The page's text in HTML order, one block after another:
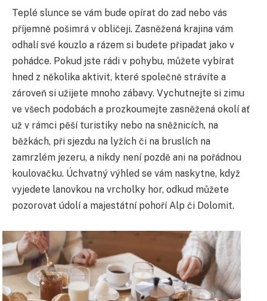
Teplé slunce se vám bude opírat do zad nebo vás
příjemně pošimrá v obličeji. Zasněžená krajina vám
odhalí své kouzlo a rázem si budete připadat jako v
pohádce. Pokud jste rádi v pohybu, můžete vybírat
hned z několika aktivit, které společně strávíte a
zároveň si užijete mnoho zábavy. Vychutnejte si zimu
ve všech podobách a prozkoumejte zasněžená okolí ať
už v rámci pěší turistiky nebo na sněžnicích, na
běžkách, při sjezdu na lyžích či na bruslích na
zamrzlém jezeru, a nikdy není pozdě ani na pořádnou
koulovačku. Úchvatný výhled se vám naskytne, když
vyjedete lanovkou na vrcholky hor, odkud můžete
pozorovat údolí a majestátní pohoří Alp či Dolomit.